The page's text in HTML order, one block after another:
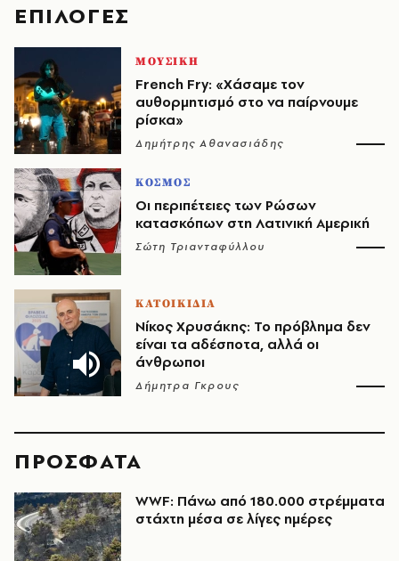
EΠΙΛΟΓΈΣ
ΜΟΥΣΙΚΗ
French Fry: «Χάσαμε τον
αυθορμητισμό στο να παίρνουμε
ρίσκα»
Δημήτρης Αθανασιάδης
ΚΟΣΜΟΣ
Οι περιπέτειες των Ρώσων
κατασκόπων στη Λατινική Αμερική
Σώτη Τριανταφύλλου
ΚΑΤΟΙΚΙΔΙΑ
Νίκος Χρυσάκης: Το πρόβλημα δεν
είναι τα αδέσποτα, αλλά οι
άνθρωποι
Δήμητρα Γκρους
ΠΡΟΣΦΑΤΑ
WWF: Πάνω από 180.000 στρέμματα
στάχτη μέσα σε λίγες ημέρες